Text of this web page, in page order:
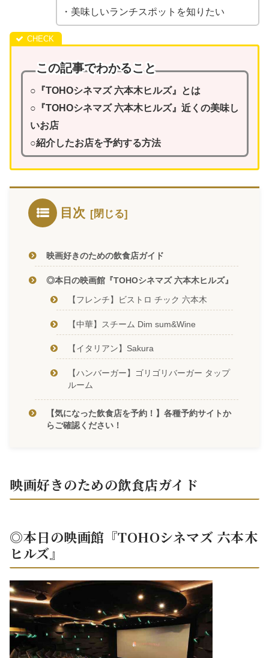
・美味しいランチスポットを知りたい
この記事でわかること
○『TOHOシネマズ 六本木ヒルズ』とは
○『TOHOシネマズ 六本木ヒルズ』近くの美味し
いお店
○紹介したお店を予約する方法
目次
映画好きのための飲食店ガイド
◎本日の映画館『TOHOシネマズ 六本木ヒルズ』
【フレンチ】ビストロ チック 六本木
【中華】スチーム Dim sum&Wine
【イタリアン】Sakura
【ハンバーガー】ゴリゴリバーガー タップ
ルーム
【気になった飲食店を予約！】各種予約サイトか
らご確認ください！
映画好きのための飲食店ガイド
◎本日の映画館『TOHOシネマズ 六本木
ヒルズ』